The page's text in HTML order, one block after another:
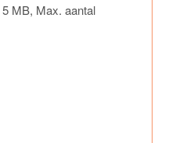
MB, Max. aantal